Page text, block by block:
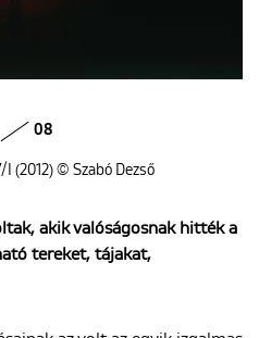
08
(2012) © Szabó Dezső
akik valóságosnak hitték a
tereket, tájakat,